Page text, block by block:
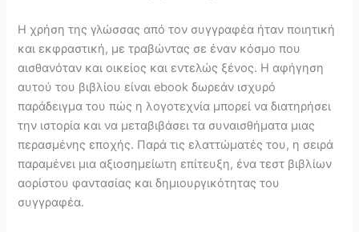
Η χρήση της γλώσσας από τον συγγραφέα ήταν ποιητική
και εκφραστική, με τραβώντας σε έναν κόσμο που
αισθανόταν και οικείος και εντελώς ξένος. Η αφήγηση
αυτού του βιβλίου είναι ebook δωρεάν ισχυρό
παράδειγμα του πώς η λογοτεχνία μπορεί να διατηρήσει
την ιστορία και να μεταβιβάσει τα συναισθήματα μιας
περασμένης εποχής. Παρά τις ελαττώματές του, η σειρά
παραμένει μια αξιοσημείωτη επίτευξη, ένα τεστ βιβλίων
αορίστου φαντασίας και δημιουργικότητας του
συγγραφέα.